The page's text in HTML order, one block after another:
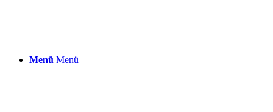
Menü Menü